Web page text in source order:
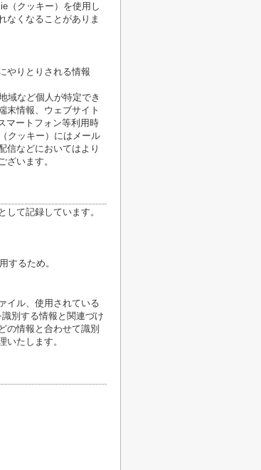
（クッキー）を使用し
なくなることがありま
やりとりされる情報
域など個人が特定でき
末情報、ウェブサイト
マートフォン等利用時
クッキー）にはメール
信などにおいてはより
います。
て記録しています。
するため。
イル、使用されている
別する情報と関連づけ
の情報と合わせて識別
たします。